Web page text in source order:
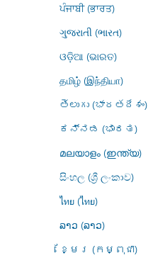
ਪੰਜਾਬੀ (ਭਾਰਤ)
ગુજરાતી (ભારત)
ଓଡ଼ିଆ (ଭାରତ)
தமிழ் (இந்தியா)
తెలుగు (భారతదేశం)
ಕನ್ನಡ (ಭಾರತ)
മലയാളം (ഇന്ത്യ)
සිංහල (ශ්‍රී ලංකාව)
ไทย (ไทย)
ລາວ (ລາວ)
ខ្មែរ (កម្ពុជា)